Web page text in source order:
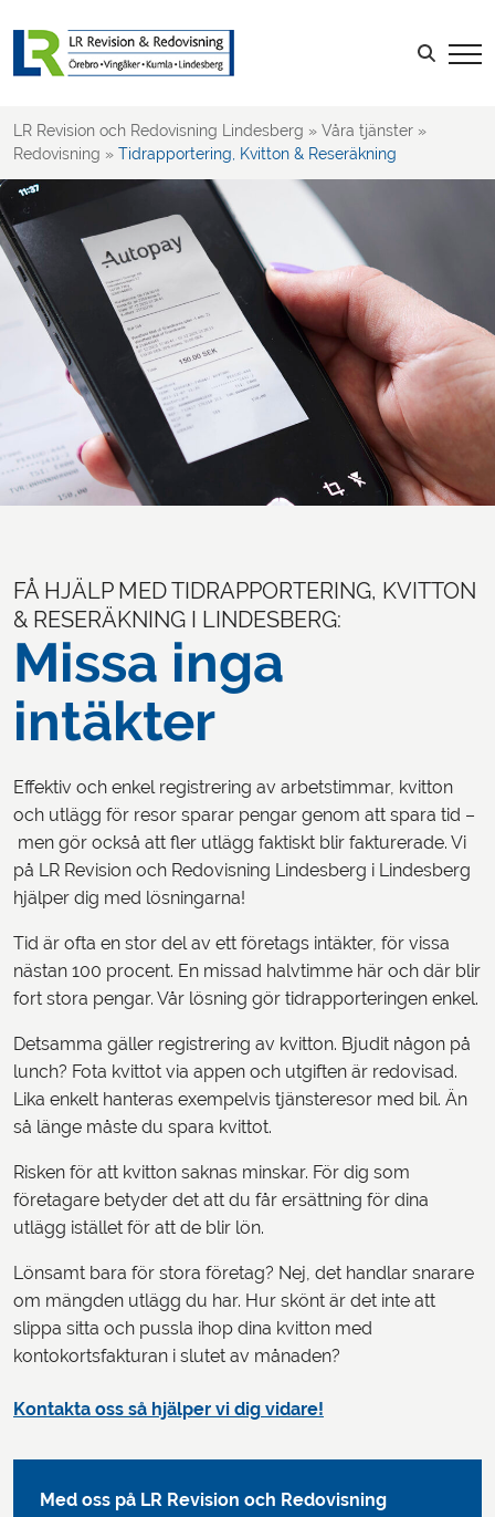
Leverantörsfakturor
Kundfakturor
Projektredovisning
Kalkyler & Budget
Rapportering & Uppföljning
Deklaration, Bokslut & Årsredovisning
Rådgivning kring redovisning
Revision
Skatt
Rådgivning
Sök efter:
LR Revision och Redovisning Lindesberg » Våra tjänster »
Redovisning » Tidrapportering, Kvitton & Reseräkning
FÅ HJÄLP MED TIDRAPPORTERING, KVITTON
& RESERÄKNING I LINDESBERG:
Missa inga
intäkter
Effektiv och enkel registrering av arbetstimmar, kvitton
och utlägg för resor sparar pengar genom att spara tid –
men gör också att fler utlägg faktiskt blir fakturerade. Vi
på LR Revision och Redovisning Lindesberg i Lindesberg
hjälper dig med lösningarna!
Tid är ofta en stor del av ett företags intäkter, för vissa
nästan 100 procent. En missad halvtimme här och där blir
fort stora pengar. Vår lösning gör tidrapporteringen enkel.
Detsamma gäller registrering av kvitton. Bjudit någon på
lunch? Fota kvittot via appen och utgiften är redovisad.
Lika enkelt hanteras exempelvis tjänsteresor med bil. Än
så länge måste du spara kvittot.
Risken för att kvitton saknas minskar. För dig som
företagare betyder det att du får ersättning för dina
utlägg istället för att de blir lön.
Lönsamt bara för stora företag? Nej, det handlar snarare
om mängden utlägg du har. Hur skönt är det inte att
slippa sitta och pussla ihop dina kvitton med
kontokortsfakturan i slutet av månaden?
Kontakta oss så hjälper vi dig vidare!
Med oss på LR Revision och Redovisning